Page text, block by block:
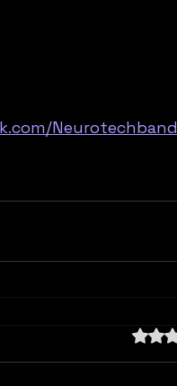
Neurotechband
5